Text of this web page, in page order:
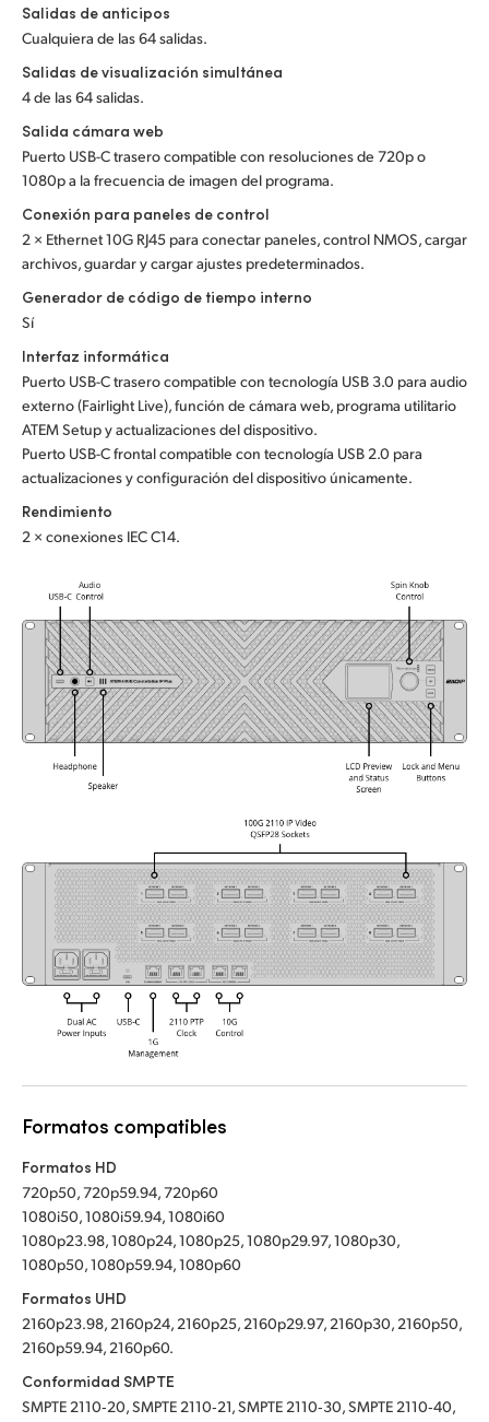
Salidas de anticipos
Cualquiera de las 64 salidas.
Salidas de visualización simultánea
4 de las 64 salidas.
Salida cámara web
Puerto USB-C trasero compatible con resoluciones de 720p o
1080p a la frecuencia de imagen del programa.
Conexión para paneles de control
2 × Ethernet 10G RJ45 para conectar paneles, control NMOS, cargar
archivos, guardar y cargar ajustes predeterminados.
Generador de código de tiempo interno
Sí
Interfaz informática
Puerto USB-C trasero compatible con tecnología USB 3.0 para audio
externo (Fairlight Live), función de cámara web, programa utilitario
ATEM Setup y actualizaciones del dispositivo.
Puerto USB-C frontal compatible con tecnología USB 2.0 para
actualizaciones y configuración del dispositivo únicamente.
Rendimiento
2 × conexiones IEC C14.
Formatos compatibles
Formatos HD
720p50, 720p59.94, 720p60
1080i50, 1080i59.94, 1080i60
1080p23.98, 1080p24, 1080p25, 1080p29.97, 1080p30,
1080p50, 1080p59.94, 1080p60
Formatos UHD
2160p23.98, 2160p24, 2160p25, 2160p29.97, 2160p30, 2160p50,
2160p59.94, 2160p60.
Conformidad SMPTE
SMPTE 2110‑20, SMPTE 2110‑21, SMPTE 2110‑30, SMPTE 2110‑40,